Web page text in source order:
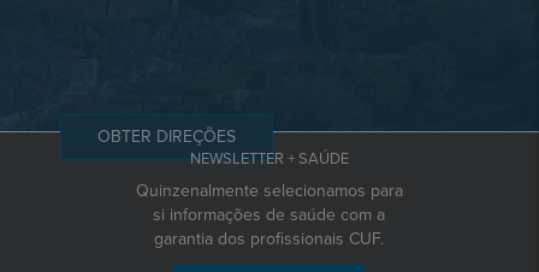
OBTER DIREÇÕES
NEWSLETTER + SAÚDE
Quinzenalmente selecionamos para
si informações de saúde com a
garantia dos profissionais CUF.